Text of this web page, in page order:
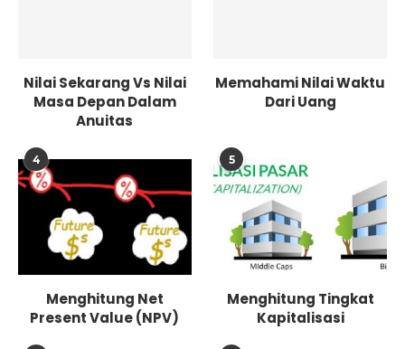
Nilai Sekarang Vs Nilai
Masa Depan Dalam
Anuitas
Memahami Nilai Waktu
Dari Uang
4
Menghitung Net
Present Value (NPV)
5
Menghitung Tingkat
Kapitalisasi